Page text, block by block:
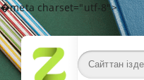
�meta charset="utf-8">